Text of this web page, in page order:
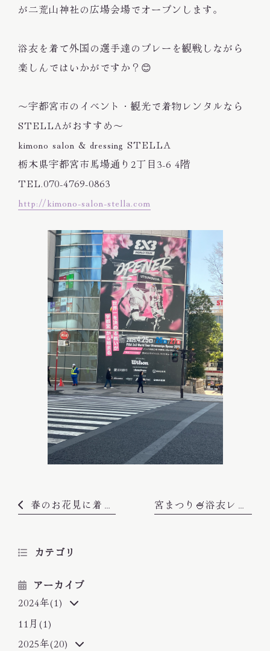
お問い合わせ
が二荒山神社の広場会場でオープンします。
浴衣を着て外国の選手達のプレーを観戦しながら
楽しんではいかがですか？😊
〜宇都宮市のイベント・観光で着物レンタルなら
STELLAがおすすめ〜
kimono salon & dressing STELLA
栃木県宇都宮市馬場通り2丁目3-6 4階
TEL.070-4769-0863
http://kimono-salon-stella.com
春のお花見に着物を着ませんか？🌸 宮まつり🍧浴衣レンタル・着付できます！
カテゴリ
アーカイブ
2024年(1)
11月(1)
2025年(20)